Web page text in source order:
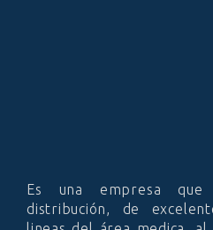
Es una empresa
distribución, de